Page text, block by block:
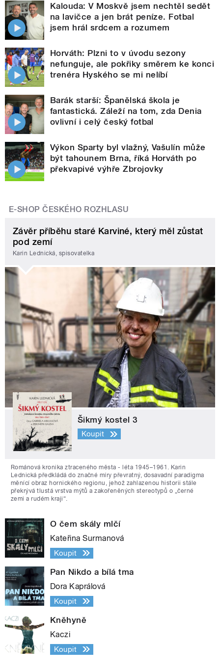
Kalouda: V Moskvě jsem nechtěl sedět
na lavičce a jen brát peníze. Fotbal
jsem hrál srdcem a rozumem
Horváth: Plzni to v úvodu sezony
nefunguje, ale pokřiky směrem ke konci
trenéra Hyského se mi nelíbí
Barák starší: Španělská škola je
fantastická. Záleží na tom, zda Denia
ovlivní i celý český fotbal
Výkon Sparty byl vlažný, Vašulín může
být tahounem Brna, říká Horváth po
překvapivé výhře Zbrojovky
E-SHOP ČESKÉHO ROZHLASU
Závěr příběhu staré Karviné, který měl zůstat
pod zemí
Karin Lednická, spisovatelka
Šikmý kostel 3
Koupit
Románová kronika ztraceného města - léta 1945–1961. Karin
Lednická předkládá do značné míry převratný, dosavadní paradigma
měnící obraz hornického regionu, jehož zahlazenou historii stále
překrývá tlustá vrstva mýtů a zakořeněných stereotypů o „černé
zemi a rudém kraji“.
O čem skály mlčí
Kateřina Surmanová
Koupit
Pan Nikdo a bílá tma
Dora Kaprálová
Koupit
Kněhyně
Kaczi
Koupit